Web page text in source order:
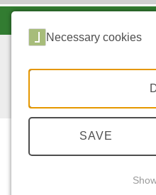
Necessary cookies
SAVE